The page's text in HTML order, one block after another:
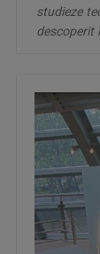
studieze
descoperit